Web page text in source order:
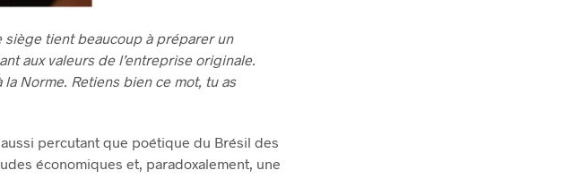
siège tient beaucoup à préparer un
aux valeurs de l’entreprise originale.
Norme. Retiens bien ce mot, tu as
percutant que poétique du Brésil des
économiques et, paradoxalement, une